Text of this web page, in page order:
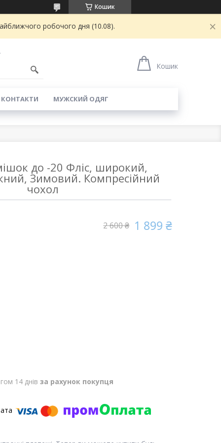
Кошик
робочого дня (10.08).
Кошик
КОНТАКТИ МУЖСКИЙ ОДЯГ
до -20 Фліс, широкий,
Зимовий. Компресійний
чохол
2 600 ₴ 1 899 ₴
14 днів за рахунок покупця